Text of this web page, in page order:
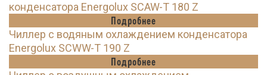
конденсатора Energolux SCAW-T 180 Z
Подробнее
Чиллер с водяным охлаждением конденсатора
Energolux SCWW-T 190 Z
Подробнее